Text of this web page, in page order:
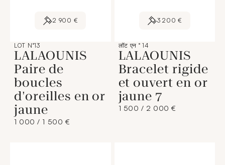
2 900 €
LOT N°13
LALAOUNIS
Paire de
boucles
d'oreilles en or
jaune
1 000 / 1 500 €
3 200 €
लॉट एन ° 14
LALAOUNIS
Bracelet rigide
et ouvert en or
jaune 7
1 500 / 2 000 €